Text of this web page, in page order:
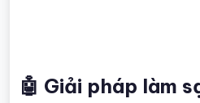
🤖 Giải pháp làm